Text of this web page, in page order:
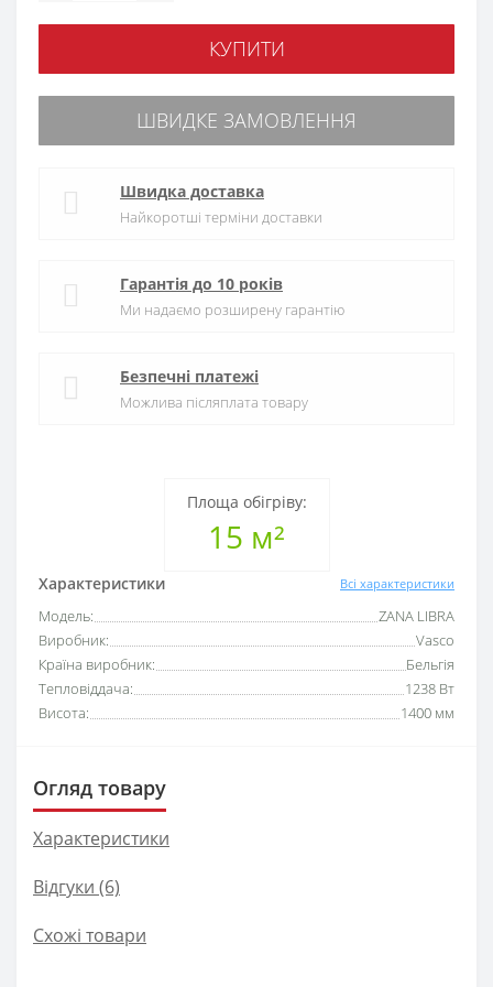
Площа обігріву:
15 м²
Характеристики Всі характеристики
Модель:
ZANA LIBRA
Виробник:
Vasco
Країна виробник:
Бельгія
Тепловіддача:
1238 Вт
Висота:
1400 мм
КУПИТИ
ШВИДКЕ ЗАМОВЛЕННЯ
Швидка доставка
Найкоротші терміни доставки
Гарантія до 10 років
Ми надаємо розширену гарантію
Безпечні платежі
Можлива післяплата товару
Огляд товару
Характеристики
Відгуки (6)
Схожі товари